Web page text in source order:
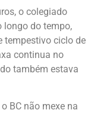
o colegiado
longo do tempo,
tempestivo ciclo de
continua no
também estava
BC não mexe na